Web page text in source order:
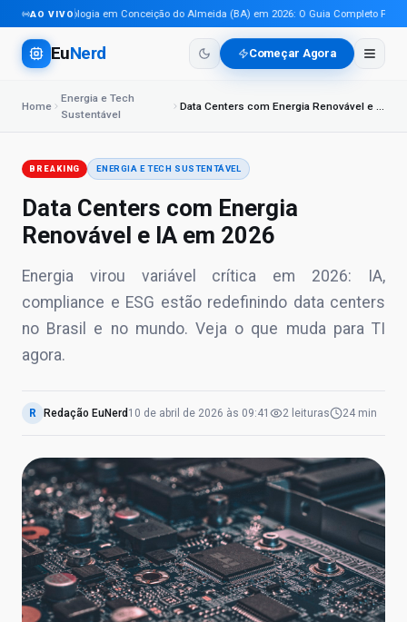
AO VIVO
Tecnologia em Conceição do Almeida (BA) em 2026: O Guia Completo Para
EuNerd Começar Agora
Home
Energia e Tech
Sustentável
Data Centers com Energia Renovável e IA em 2026
BREAKING ENERGIA E TECH SUSTENTÁVEL
Data Centers com Energia
Renovável e IA em 2026
Energia virou variável crítica em 2026: IA,
compliance e ESG estão redefinindo data centers
no Brasil e no mundo. Veja o que muda para TI
agora.
R Redação EuNerd 10 de abril de 2026 às 09:41 2 leituras 24 min